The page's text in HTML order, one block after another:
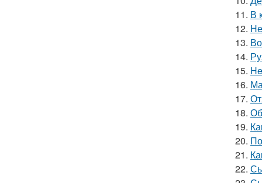
11. В
12.
13.
14.
15.
16.
17.
18.
19.
20.
21.
22.